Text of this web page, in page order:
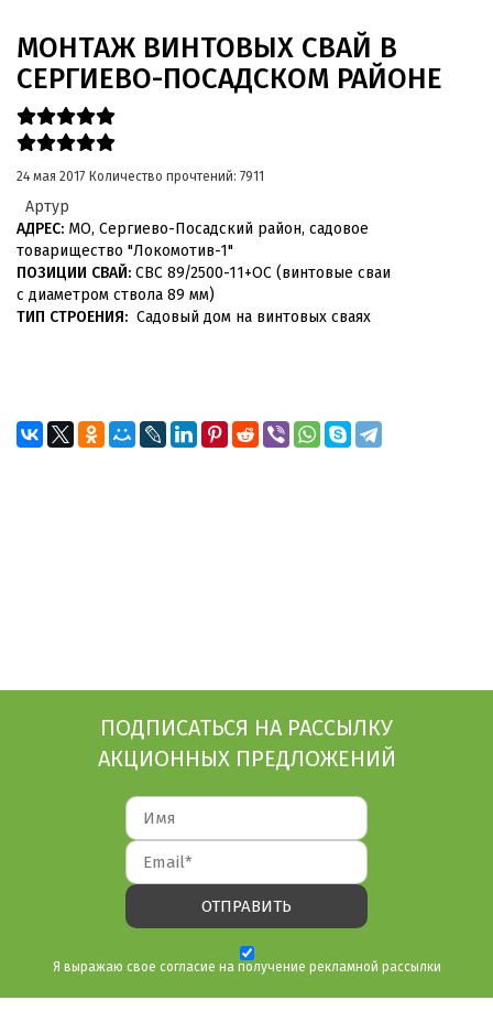
МОНТАЖ ВИНТОВЫХ СВАЙ В
СЕРГИЕВО-ПОСАДСКОМ РАЙОНЕ
24 мая 2017 Количество прочтений: 7911
Артур
АДРЕС: МО, Сергиево-Посадский район, садовое
товарищество "Локомотив-1"
ПОЗИЦИИ СВАЙ: СВС 89/2500-11+ОС (винтовые сваи
с диаметром ствола 89 мм)
ТИП СТРОЕНИЯ: Садовый дом на винтовых сваях
ПОДПИСАТЬСЯ НА РАССЫЛКУ
АКЦИОННЫХ ПРЕДЛОЖЕНИЙ
Я выражаю свое согласие на получение рекламной рассылки